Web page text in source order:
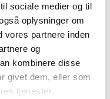
sociale medier og til
oplysninger om
vores partnere inden
og
kombinere disse
givet dem, eller som
tjenester.
kan findes via
til virksomheden.